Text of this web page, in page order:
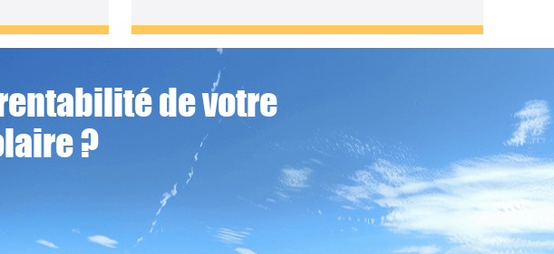
de votre
?